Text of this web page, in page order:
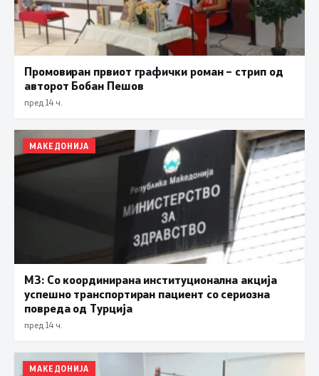
Промовиран првиот графички роман – стрип од
авторот Бобан Пешов
пред 14 ч.
МАКЕДОНИЈА
МЗ: Со координирана институционална акција
успешно транспортиран пациент со сериозна
повреда од Турција
пред 14 ч.
МАКЕДОНИЈА